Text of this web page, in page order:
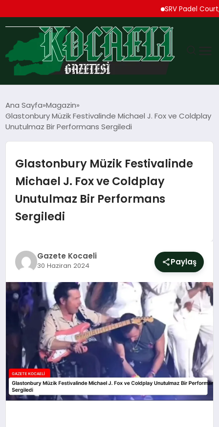
SRV Padel Court,
TEKNOLOJI
MAGAZIN
SIYASET
YAŞAM
SAĞLIK
EĞITIM
Ana Sayfa Magazin
Glastonbury Müzik Festivalinde Michael J. Fox ve Coldplay
Unutulmaz Bir Performans Sergiledi
Glastonbury Müzik Festivalinde
Michael J. Fox ve Coldplay
Unutulmaz Bir Performans
Sergiledi
Gazete Kocaeli
30 Haziran 2024 Paylaş